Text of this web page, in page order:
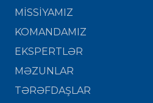
MISSIYAMIZ
KOMANDAMIZ
EKSPERTLƏR
MƏZUNLAR
TƏRƏFDAŞLAR